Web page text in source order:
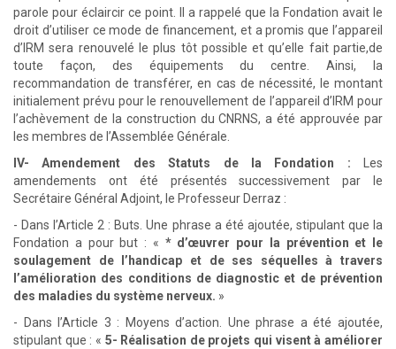
parole pour éclaircir ce point. Il a rappelé que la Fondation avait le
droit d’utiliser ce mode de financement, et a promis que l’appareil
d’IRM sera renouvelé le plus tôt possible et qu’elle fait partie,de
toute façon, des équipements du centre. Ainsi, la
recommandation de transférer, en cas de nécessité, le montant
initialement prévu pour le renouvellement de l’appareil d’IRM pour
l’achèvement de la construction du CNRNS, a été approuvée par
les membres de l’Assemblée Générale.
IV- Amendement des Statuts de la Fondation :
Les
amendements ont été présentés successivement par le
Secrétaire Général Adjoint, le Professeur Derraz :
- Dans l’Article 2 : Buts. Une phrase a été ajoutée, stipulant que la
Fondation a pour but : « * d’œuvrer pour la prévention et le
soulagement de l’handicap et de ses séquelles à travers
l’amélioration des conditions de diagnostic et de prévention
des maladies du système nerveux. »
- Dans l’Article 3 : Moyens d’action. Une phrase a été ajoutée,
stipulant que : « 5- Réalisation de projets qui visent à améliorer